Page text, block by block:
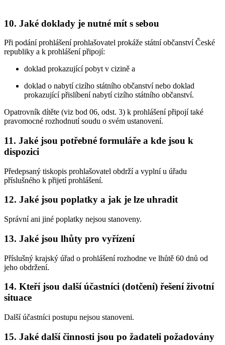
10. Jaké doklady je nutné mít s sebou
Při podání prohlášení prohlašovatel prokáže státní občanství České
republiky a k prohlášení připojí:
doklad prokazující pobyt v cizině a
doklad o nabytí cizího státního občanství nebo doklad
prokazující přislíbení nabytí cizího státního občanství.
Opatrovník dítěte (viz bod 06, odst. 3) k prohlášení připojí také
pravomocné rozhodnutí soudu o svém ustanovení.
11. Jaké jsou potřebné formuláře a kde jsou k
dispozici
Předepsaný tiskopis prohlašovatel obdrží a vyplní u úřadu
příslušného k přijetí prohlášení.
12. Jaké jsou poplatky a jak je lze uhradit
Správní ani jiné poplatky nejsou stanoveny.
13. Jaké jsou lhůty pro vyřízení
Příslušný krajský úřad o prohlášení rozhodne ve lhůtě 60 dnů od
jeho obdržení.
14. Kteří jsou další účastníci (dotčení) řešení životní
situace
Další účastníci postupu nejsou stanoveni.
15. Jaké další činnosti jsou po žadateli požadovány